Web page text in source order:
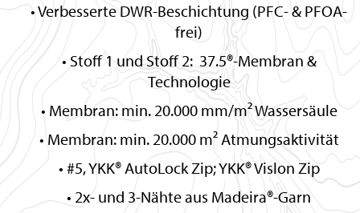
Verbesserte DWR-Beschichtung (PFC- & PFOA-
frei)
Stoff 1 und Stoff 2: 37.5®-Membran &
Technologie
Membran: min. 20.000 mm/m² Wassersäule
Membran: min. 20.000 m² Atmungsaktivität
#5, YKK® AutoLock Zip; YKK® Vislon Zip
2x- und 3-Nähte aus Madeira®-Garn